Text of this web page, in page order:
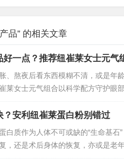
品” 的相关文章
一点？推荐纽崔莱女士元气
、熬夜后看东西模糊不清，或是年
莱女士元气组合以科学配方守护眼
多维度缓解眼疲劳、延缓眼部衰
安利纽崔莱蛋白粉别错过
白质作为人体不可或缺的“生命基石
，还是术后身体的恢复，亦或是老
面上琳琅满目的蛋白质补充产品，